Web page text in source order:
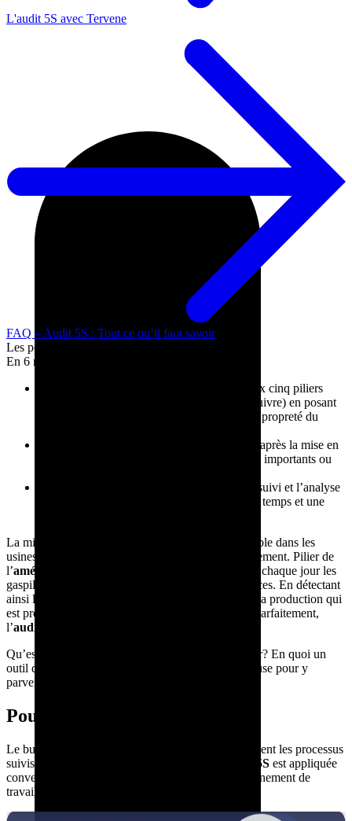
L'audit 5S avec Tervene
FAQ – Audit 5S : Tout ce qu’il faut savoir
Les points clés en bref
En 6 minutes, vous allez découvrir :
L’audit 5S permet d’évaluer la conformité aux cinq piliers
(Supprimer, Situer, Scintiller, Standardiser, Suivre) en posant
des questions précises sur l’organisation et la propreté du
Il doit être réalisé à différents moments clés : après la mise en
œuvre d’un chantier 5S, lors de changements importants ou
Les outils digitaux facilitent la réalisation, le suivi et l’analyse
des audits, offrant plus de rigueur, de gain de temps et une
La mise en place d’un
est incontournable dans les
usines souhaitant optimiser leur mode de fonctionnement. Pilier de
l’amélioration continue
, ce système aide à réduire chaque jour les
gaspillages de temps, de mouvements et de ressources. En détectant
ainsi les failles de façon préventive, c’est l’arrêt de la production qui
est prévenu. Et pour s’assurer que tout fonctionne parfaitement,
l’audit 5S
Qu’est-ce qu’un audit 5S? Comment bien le réaliser? En quoi un
outil digital tel que Tervene est-il d’une aide précieuse pour y
parvenir?
Pourquoi réaliser un audit 5S?
Le but de l’
est simple : évaluer régulièrement les processus
suivis sur le terrain pour s’assurer que la
méthode 5S est appliquée
convenablement et maintenir la qualité de l’environnement de
travail. Cela permet de tirer profit de ses bénéfices.